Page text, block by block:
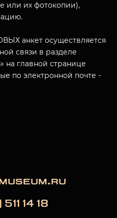
или их фотокопии),
анкет осуществляется
связи в разделе
на главной странице
по электронной почте -
14 18